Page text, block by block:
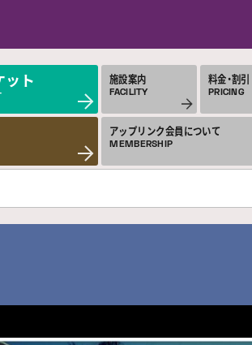
ット 施設案内
FACILITY
料金・割引
PRICING
アップリンク会員について
MEMBERSHIP